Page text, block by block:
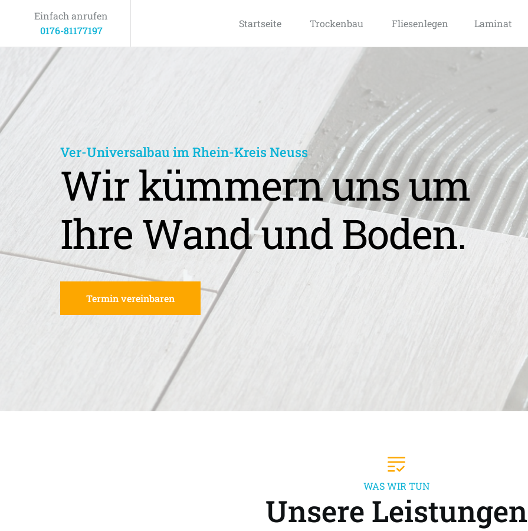
Einfach anrufen
0176-81177197
Startseite Trockenbau Fliesenlegen Laminat
Ver-Universalbau im Rhein-Kreis Neuss
Wir kümmern uns um
Ihre Wand und Boden.
Termin vereinbaren
WAS WIR TUN
Unsere Leistungen